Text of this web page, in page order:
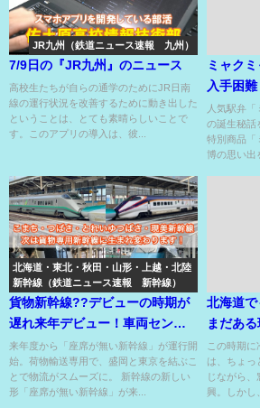
JR九州（鉄道ニュース速報 九州）
7/9日の『JR九州』のニュース
高校生たちが自らの通学のためにJR日南
線の運行状況を改善するために動き出した
ということは、とても素晴らしいことで
す。このアプリの導入は、彼...
ミャク
入手困
ーが暗
人気駅弁「
の誕生秘話
特別商品「
博の思い出
北海道・東北・秋田・山形・上越・北陸
新幹線（鉄道ニュース速報 新幹線）
貨物新幹線??デビューの時期が
遅れ来年デビュー！車両センタ
ー間の運行のダイヤが有力⁉
来年度から「座席が無い新幹線」が運行開
始。荷物輸送専用で、盛岡と東京を結ぶこ
とで物流がスムーズに。 新幹線の新しい
形「座席が無い新幹線」が来...
北海道で
まだあ
鉄道車
この時期
は、ちょっ
じながら、
興。しかし